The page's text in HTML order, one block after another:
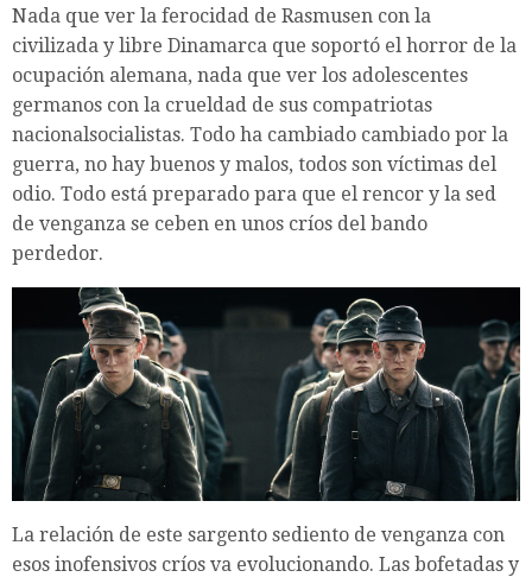
Nada que ver la ferocidad de Rasmusen con la
civilizada y libre Dinamarca que soportó el horror de la
ocupación alemana, nada que ver los adolescentes
germanos con la crueldad de sus compatriotas
nacionalsocialistas. Todo ha cambiado cambiado por la
guerra, no hay buenos y malos, todos son víctimas del
odio. Todo está preparado para que el rencor y la sed
de venganza se ceben en unos críos del bando
perdedor.
La relación de este sargento sediento de venganza con
esos inofensivos críos va evolucionando. Las bofetadas y